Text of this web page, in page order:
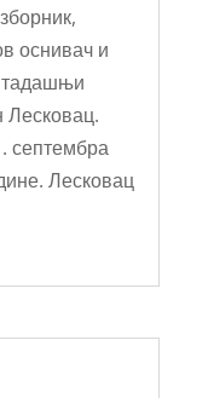
оснивач и
тадашњи
септембра
Лесковац